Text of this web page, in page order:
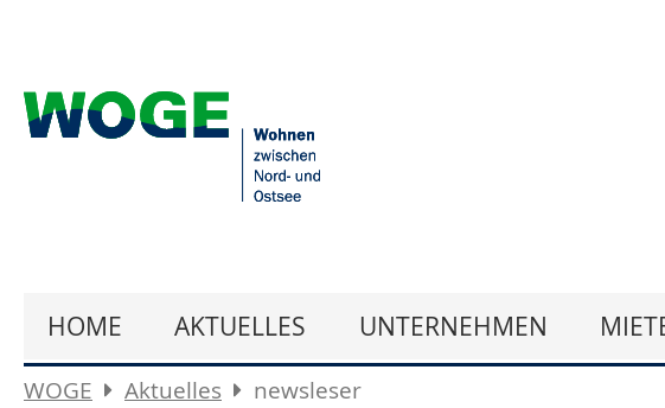
HOME AKTUELLES UNTERNEHMEN
WOGE Aktuelles newsleser